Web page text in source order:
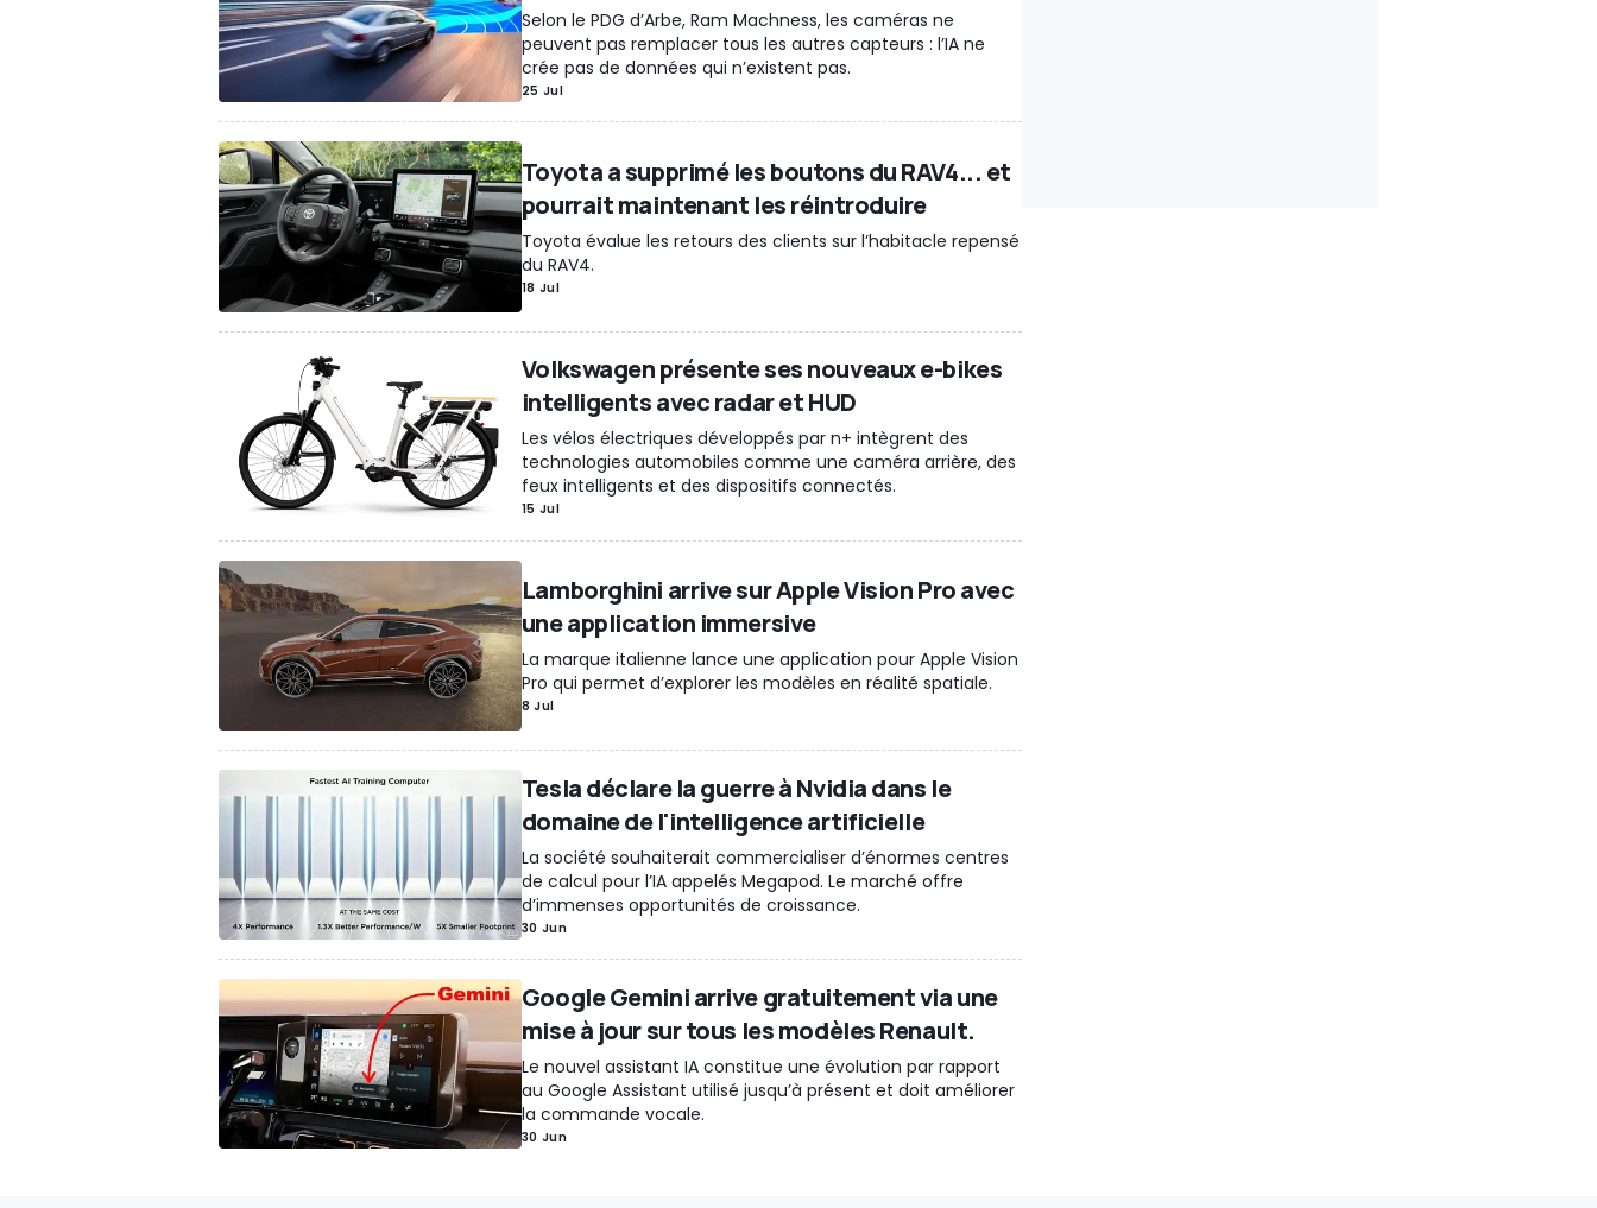
Selon le PDG d’Arbe, Ram Machness, les caméras ne
peuvent pas remplacer tous les autres capteurs : l’IA ne
crée pas de données qui n’existent pas.
25 Jul
Toyota a supprimé les boutons du RAV4... et
pourrait maintenant les réintroduire
Toyota évalue les retours des clients sur l’habitacle repensé
du RAV4.
18 Jul
Volkswagen présente ses nouveaux e-bikes
intelligents avec radar et HUD
Les vélos électriques développés par n+ intègrent des
technologies automobiles comme une caméra arrière, des
feux intelligents et des dispositifs connectés.
15 Jul
Lamborghini arrive sur Apple Vision Pro avec
une application immersive
La marque italienne lance une application pour Apple Vision
Pro qui permet d’explorer les modèles en réalité spatiale.
8 Jul
Tesla déclare la guerre à Nvidia dans le
domaine de l'intelligence artificielle
La société souhaiterait commercialiser d’énormes centres
de calcul pour l’IA appelés Megapod. Le marché offre
d’immenses opportunités de croissance.
30 Jun
Google Gemini arrive gratuitement via une
mise à jour sur tous les modèles Renault.
Le nouvel assistant IA constitue une évolution par rapport
au Google Assistant utilisé jusqu’à présent et doit améliorer
la commande vocale.
30 Jun